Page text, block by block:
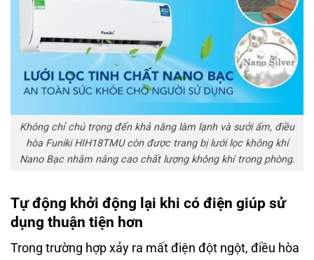
Không chỉ chú trọng đến khả năng làm lạnh và sưởi ấm, điều
hòa Funiki HIH18TMU còn được trang bị lưới lọc không khí
Nano Bạc nhằm nâng cao chất lượng không khí trong phòng.
Tự động khởi động lại khi có điện giúp sử
dụng thuận tiện hơn
Trong trường hợp xảy ra mất điện đột ngột, điều hòa